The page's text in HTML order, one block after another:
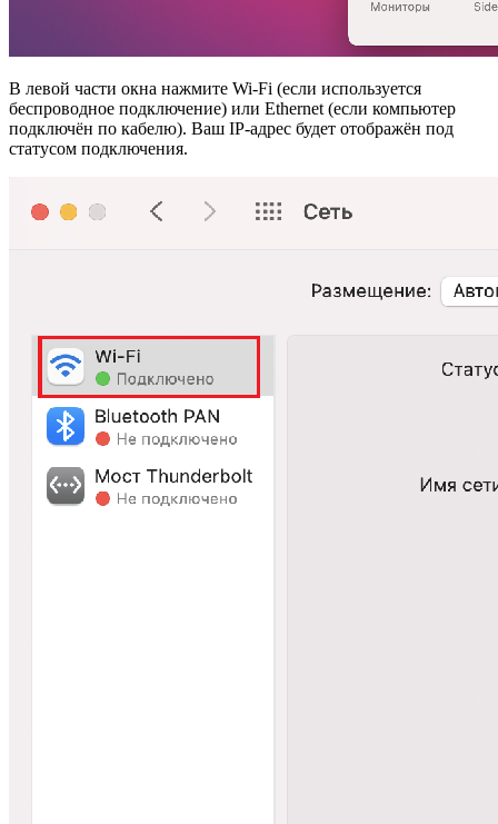
В левой части окна нажмите Wi-Fi (если используется
беспроводное подключение) или Ethernet (если компьютер
подключён по кабелю). Ваш IP-адрес будет отображён под
статусом подключения.